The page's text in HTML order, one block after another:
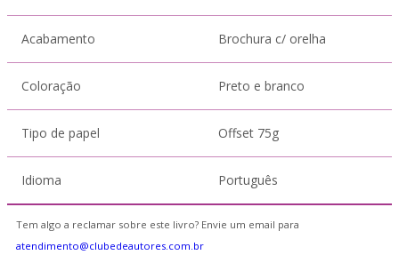
Acabamento Brochura c/ orelha
Coloração Preto e branco
Tipo de papel Offset 75g
Idioma Português
Tem algo a reclamar sobre este livro? Envie um email para
atendimento@clubedeautores.com.br